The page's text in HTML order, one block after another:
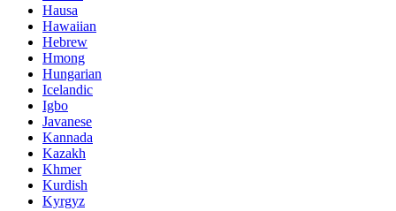
Hausa
Hawaiian
Hebrew
Hmong
Hungarian
Icelandic
Igbo
Javanese
Kannada
Kazakh
Khmer
Kurdish
Kyrgyz